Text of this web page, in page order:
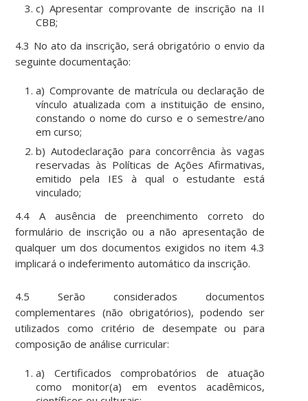
c) Apresentar comprovante de inscrição na II
CBB;
4.3 No ato da inscrição, será obrigatório o envio da
seguinte documentação:
a) Comprovante de matrícula ou declaração de
vínculo atualizada com a instituição de ensino,
constando o nome do curso e o semestre/ano
em curso;
b) Autodeclaração para concorrência às vagas
reservadas às Políticas de Ações Afirmativas,
emitido pela IES à qual o estudante está
vinculado;
4.4 A ausência de preenchimento correto do
formulário de inscrição ou a não apresentação de
qualquer um dos documentos exigidos no item 4.3
implicará o indeferimento automático da inscrição.
4.5 Serão considerados documentos
complementares (não obrigatórios), podendo ser
utilizados como critério de desempate ou para
composição de análise curricular:
a) Certificados comprobatórios de atuação
como monitor(a) em eventos acadêmicos,